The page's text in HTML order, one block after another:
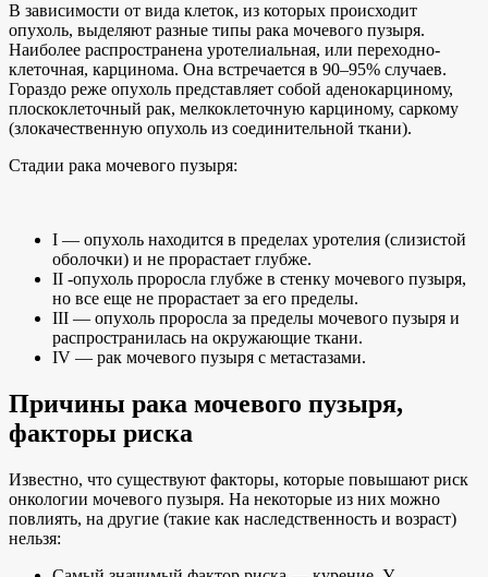
В зависимости от вида клеток, из которых происходит
опухоль, выделяют разные типы рака мочевого пузыря.
Наиболее распространена уротелиальная, или переходно-
клеточная, карцинома. Она встречается в 90–95% случаев.
Гораздо реже опухоль представляет собой аденокарциному,
плоскоклеточный рак, мелкоклеточную карциному, саркому
(злокачественную опухоль из соединительной ткани).
Стадии рака мочевого пузыря:
I — опухоль находится в пределах уротелия (слизистой
оболочки) и не прорастает глубже.
II -опухоль проросла глубже в стенку мочевого пузыря,
но все еще не прорастает за его пределы.
III — опухоль проросла за пределы мочевого пузыря и
распространилась на окружающие ткани.
IV — рак мочевого пузыря с метастазами.
Причины рака мочевого пузыря,
факторы риска
Известно, что существуют факторы, которые повышают риск
онкологии мочевого пузыря. На некоторые из них можно
повлиять, на другие (такие как наследственность и возраст)
нельзя: